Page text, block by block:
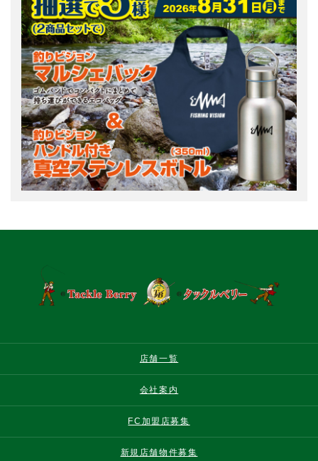
店舗一覧
会社案内
FC加盟店募集
新規店舗物件募集